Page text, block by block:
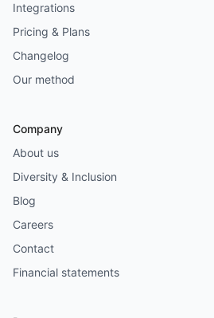
Integrations
Pricing & Plans
Changelog
Our method
Company
About us
Diversity & Inclusion
Blog
Careers
Contact
Financial statements